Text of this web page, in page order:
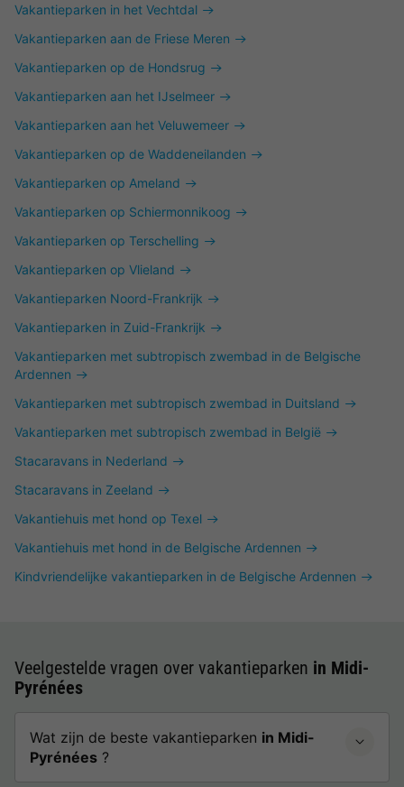
Vakantieparken in het Vechtdal
Vakantieparken aan de Friese Meren
Vakantieparken op de Hondsrug
Vakantieparken aan het IJselmeer
Vakantieparken aan het Veluwemeer
Vakantieparken op de Waddeneilanden
Vakantieparken op Ameland
Vakantieparken op Schiermonnikoog
Vakantieparken op Terschelling
Vakantieparken op Vlieland
Vakantieparken Noord-Frankrijk
Vakantieparken in Zuid-Frankrijk
Vakantieparken met subtropisch zwembad in de Belgische
Ardennen
Vakantieparken met subtropisch zwembad in Duitsland
Vakantieparken met subtropisch zwembad in België
Stacaravans in Nederland
Stacaravans in Zeeland
Vakantiehuis met hond op Texel
Vakantiehuis met hond in de Belgische Ardennen
Kindvriendelijke vakantieparken in de Belgische Ardennen
Veelgestelde vragen over vakantieparken in Midi-
Pyrénées
Wat zijn de beste vakantieparken in Midi-
Pyrénées ?